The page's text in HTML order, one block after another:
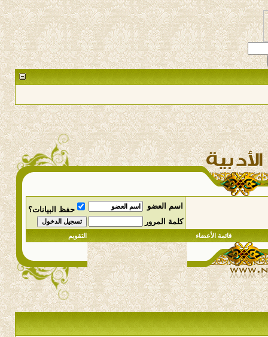
اسم العضو
حفظ البيانات؟
كلمة المرور
قائمة الأعضاء التقويم